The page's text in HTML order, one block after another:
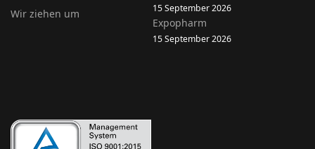
Wir ziehen um
15 September 2026
Expopharm
15 September 2026